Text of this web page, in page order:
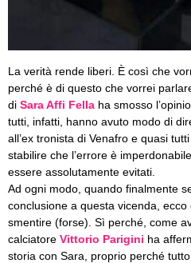
La verità rende liberi. È così che
perché è di questo che vorrei
di Sara Affi Fella ha smosso
tutti, infatti, hanno avuto modo di
all’ex tronista di Venafro e quasi
stabilire che l’errore è
essere assolutamente evitati.
Ad ogni modo, quando finalmente
conclusione a questa vicenda, ecco
smentire (forse). Sì perché, come
calciatore Vittorio Parigini ha
storia con Sara, proprio perché